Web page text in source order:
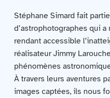
Équipe
Équipe
Catalogue
Stéphane Simard fait
d’astrophotographes qui
rendant accessible
réalisateur Jimmy
phénomènes
À travers leurs aventures
images captées, ils nous